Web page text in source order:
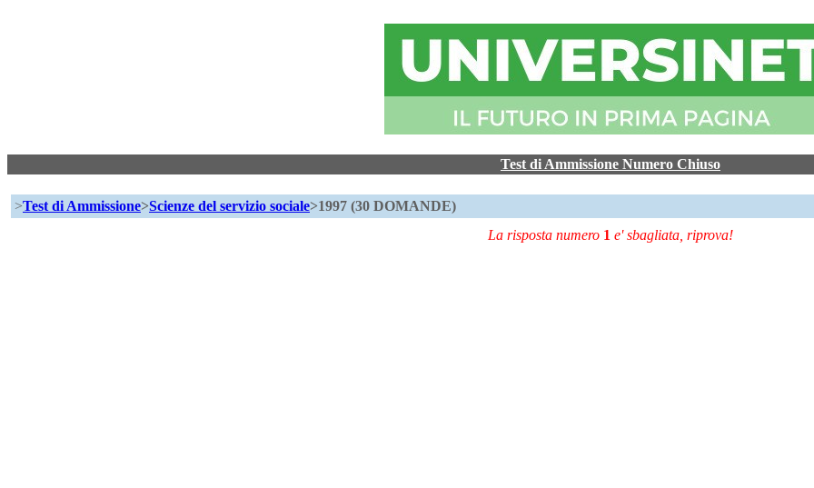
Test di Ammissione Numero Chiuso
>Test di Ammissione>Scienze del servizio sociale>1997 (30 DOMANDE)
La risposta numero 1 e' sbagliata, riprova!